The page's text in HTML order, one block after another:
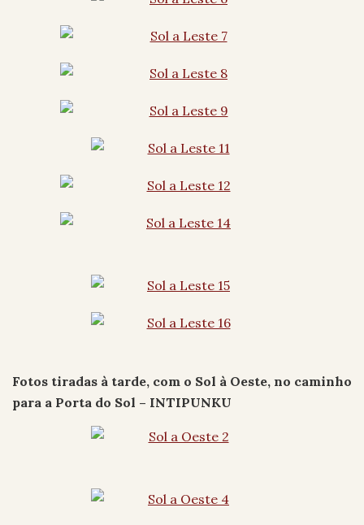
Fotos tiradas à tarde, com o Sol à Oeste, no caminho
para a Porta do Sol – INTIPUNKU